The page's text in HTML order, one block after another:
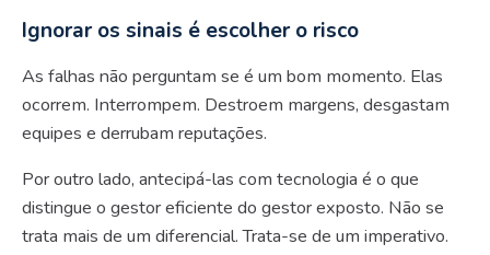
Ignorar os sinais é escolher o risco
As falhas não perguntam se é um bom momento. Elas
ocorrem. Interrompem. Destroem margens, desgastam
equipes e derrubam reputações.
Por outro lado, antecipá-las com tecnologia é o que
distingue o gestor eficiente do gestor exposto. Não se
trata mais de um diferencial. Trata-se de um imperativo.